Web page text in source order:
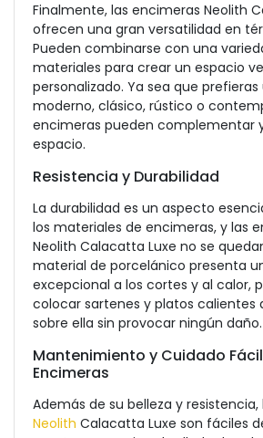
Finalmente, las encimeras Neolith
ofrecen una gran versatilidad en
Pueden combinarse con una
materiales para crear un espacio
personalizado. Ya sea que prefieras
moderno, clásico, rústico o
encimeras pueden complementar
espacio.
Resistencia y Durabilidad
La durabilidad es un aspecto
los materiales de encimeras, y las
Neolith Calacatta Luxe no se
material de porcelánico presenta
excepcional a los cortes y al calor,
colocar sartenes y platos
sobre ella sin provocar ningún daño.
Mantenimiento y Cuidado
Encimeras
Además de su belleza y resistencia,
Neolith Calacatta Luxe son fáciles